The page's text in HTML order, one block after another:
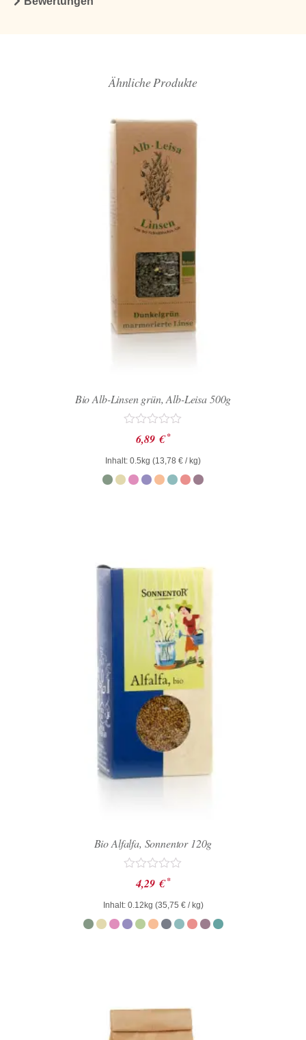
Ähnliche Produkte
Bio Alb-Linsen grün, Alb-Leisa 500g
Bewertet
mit
0
von
5
6,89 € *
Inhalt: 0.5kg (13,78 € / kg)
Bio Alfalfa, Sonnentor 120g
Bewertet
mit
0
von
5
4,29 € *
Inhalt: 0.12kg (35,75 €/ kg)